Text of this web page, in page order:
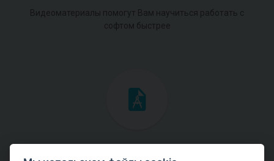
Видеоматериалы помогут Вам научиться работать с
софтом быстрее
Инженерные мануалы